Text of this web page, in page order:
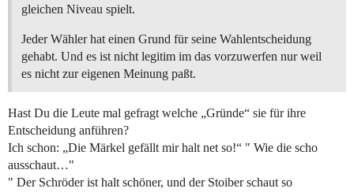
gleichen Niveau spielt.
Jeder Wähler hat einen Grund für seine Wahlentscheidung
gehabt. Und es ist nicht legitim im das vorzuwerfen nur weil
es nicht zur eigenen Meinung paßt.
Hast Du die Leute mal gefragt welche „Gründe“ sie für ihre
Entscheidung anführen?
Ich schon: „Die Märkel gefällt mir halt net so!“ " Wie die scho
ausschaut…"
" Der Schröder ist halt schöner, und der Stoiber schaut so